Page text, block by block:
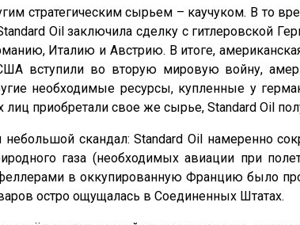
стратегическим сырьем – каучуком. В то
Oil заключила сделку с гитлеровской
Италию и Австрию. В итоге,
вступили во вторую мировую войну,
необходимые ресурсы, купленные у
приобретали свое же сырье, Standard Oil
скандал: Standard Oil намеренно
газа (необходимых авиации при
в оккупированную Францию было
остро ощущалась в Соединенных Штатах.